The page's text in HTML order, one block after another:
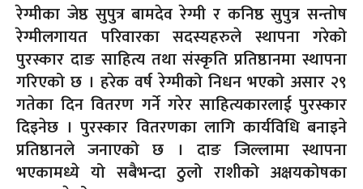
रेग्मीका जेष्ठ सुपुत्र बामदेव रेग्मी र कनिष्ठ सुपुत्र सन्तोष
रेग्मीलगायत परिवारका सदस्यहरुले स्थापना गरेको
पुरस्कार दाङ साहित्य तथा संस्कृति प्रतिष्ठानमा स्थापना
गरिएको छ । हरेक वर्ष रेग्मीको निधन भएको असार २९
गतेका दिन वितरण गर्ने गरेर साहित्यकारलाई पुरस्कार
दिइनेछ । पुरस्कार वितरणका लागि कार्यविधि बनाइने
प्रतिष्ठानले जनाएको छ । दाङ जिल्लामा स्थापना
भएकामध्ये यो सबैभन्दा ठुलो राशीको अक्षयकोषका